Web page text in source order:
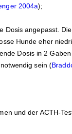
2004a);
Dosis angepasst.
Hunde eher
Dosis in 2
sein (
und der ACTH-